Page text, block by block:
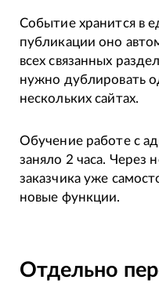
Событие хранится в
публикации оно
всех связанных
нужно дублировать
нескольких сайтах.
Обучение работе с
заняло 2 часа. Через
заказчика уже
новые функции.
Отдельно